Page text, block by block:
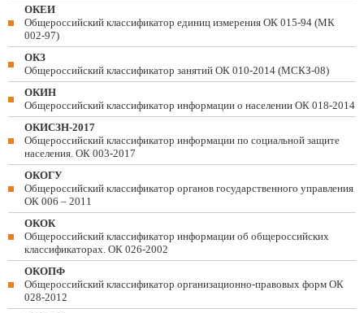
ОКЕИ
Общероссийский классификатор единиц измерения ОК 015-94 (МК
002-97)
ОКЗ
Общероссийский классификатор занятий ОК 010-2014 (МСКЗ-08)
ОКИН
Общероссийский классификатор информации о населении ОК 018-2014
ОКИСЗН-2017
Общероссийский классификатор информации по социальной защите
населения. ОК 003-2017
ОКОГУ
Общероссийский классификатор органов государственного управления
ОК 006 – 2011
ОКОК
Общероссийский классификатор информации об общероссийских
классификаторах. ОК 026-2002
ОКОПФ
Общероссийский классификатор организационно-правовых форм ОК
028-2012